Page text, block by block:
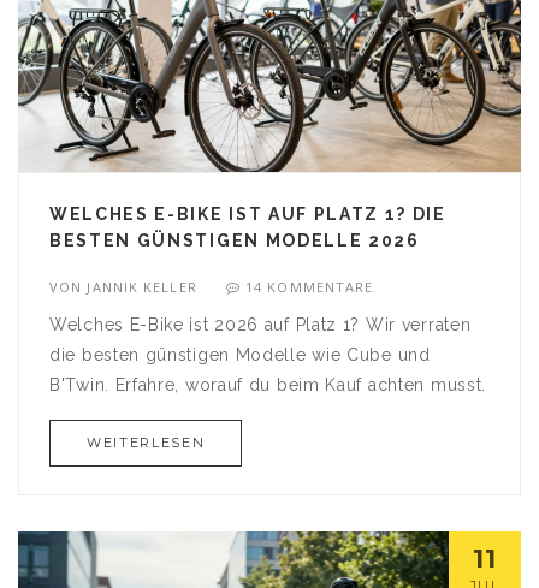
WELCHES E-BIKE IST AUF PLATZ 1? DIE
BESTEN GÜNSTIGEN MODELLE 2026
VON JANNIK KELLER 14 KOMMENTARE
Welches E-Bike ist 2026 auf Platz 1? Wir verraten
die besten günstigen Modelle wie Cube und
B'Twin. Erfahre, worauf du beim Kauf achten musst.
WEITERLESEN
11